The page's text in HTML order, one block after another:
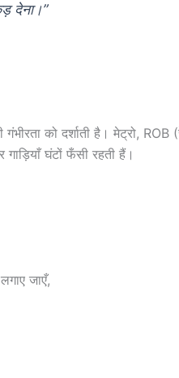
देना।”
को दर्शाती है। मेट्रो, ROB
घंटों फँसी रहती हैं।
जाएँ,